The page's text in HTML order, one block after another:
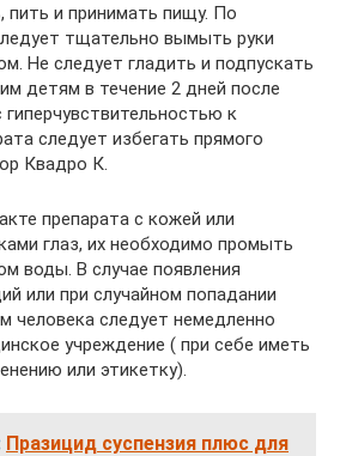
пить и принимать пищу. По
тщательно вымыть руки
Не следует гладить и подпускать
детям в течение 2 дней после
к
следует избегать прямого
Квадро К.
препарата с кожей или
глаз, их необходимо промыть
воды. В случае появления
или при случайном попадании
человека следует немедленно
учреждение ( при себе иметь
или этикетку).
Празицид суспензия плюс для